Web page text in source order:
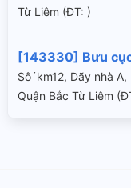
Từ Liêm (ÐT: )
[143330] Bưu
Sô´km12, Dãy nhà
Quận Bắc Từ Liêm